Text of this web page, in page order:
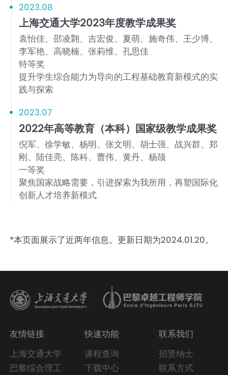
2023.08
上海交通大学2023年度教学成果奖
袁怡佳、邵凌翾、吉宏俊、夏萌、施奇伟、王少博、
李军艳、高晓楠、张莉维、孔思佳
特等奖
提升学生综合能力为导向的工程基础教育新模式的实
践与探索
2023.07
2022年高等教育（本科）国家级教学成果奖
倪军、徐学敏、杨明、张文明、胡士强、战兴群、郑
刚、陆佳亮、陈科、曹伟、黄丹、杨颉
一等奖
聚焦国家战略需要，引进探索为我所用，再塑国际化
创新人才培养新模式
*本页面展示了近两年信息。更新日期为2024.01.20。
友情链接
上海交通大学
巴黎综合理工
快速功能
课程查询
下载中心
联系我们
招贤纳士
联系方式